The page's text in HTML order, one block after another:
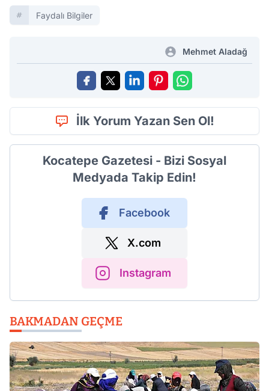
Faydalı Bilgiler
Mehmet Aladağ
İlk Yorum Yazan Sen Ol!
Kocatepe Gazetesi - Bizi Sosyal
Medyada Takip Edin!
Facebook
X.com
Instagram
BAKMADAN GEÇME